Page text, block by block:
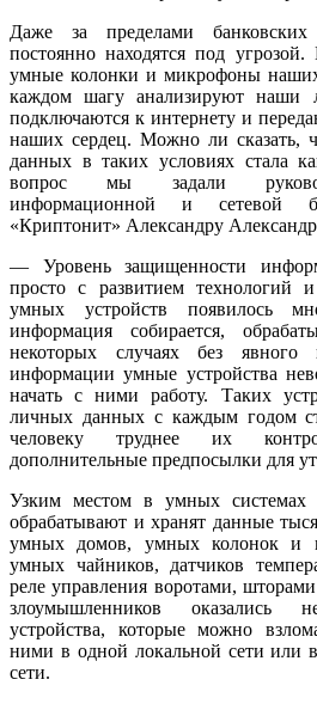
Даже за пределами
постоянно находятся под
умные колонки и микрофоны
каждом шагу анализируют наши
подключаются к интернету и
наших сердец. Можно ли сказать,
данных в таких условиях стала
вопрос мы задали
информационной и сетевой
«Криптонит» Александру
— Уровень защищенности
просто с развитием технологий
умных устройств появилось
информация собирается,
некоторых случаях без явного
информации умные устройства
начать с ними работу. Таких
личных данных с каждым годом
человеку труднее их
дополнительные предпосылки для
Узким местом в умных системах
обрабатывают и хранят данные
умных домов, умных колонок и
умных чайников, датчиков
реле управления воротами,
злоумышленников оказались
устройства, которые можно
ними в одной локальной сети или
сети.